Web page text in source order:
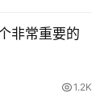
非常重要的
1.2K